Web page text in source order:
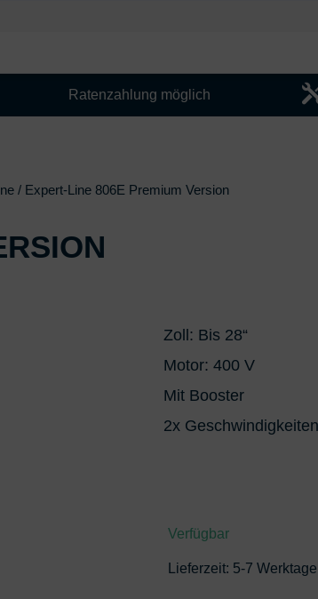
Ratenzahlung möglich
/ Expert-Line 806E Premium Version
Zoll: Bis 28“
Motor: 400 V
Mit Booster
2x Geschwindigkeiten
Verfügbar
Lieferzeit: 5-7 Werktage